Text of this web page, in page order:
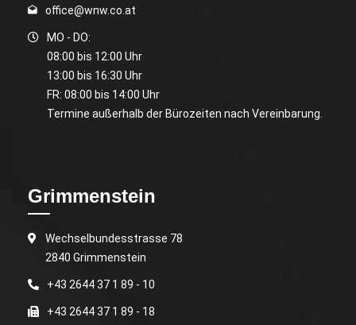
office@wnw.co.at
MO - DO:
08:00 bis 12:00 Uhr
13:00 bis 16:30 Uhr
FR: 08:00 bis 14:00 Uhr
Termine außerhalb der Bürozeiten nach Vereinbarung.
Grimmenstein
Wechselbundesstrasse 78
2840 Grimmenstein
+43 2644 37 1 89 - 10
+43 2644 37 1 89 - 18